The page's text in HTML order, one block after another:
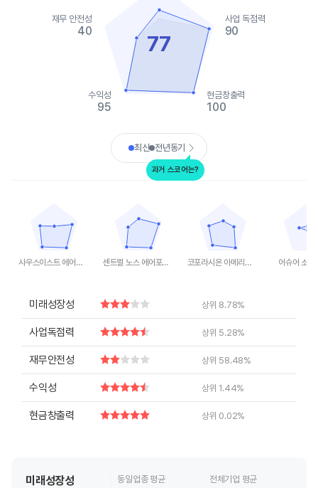
77
사업 독점력
90
현금창출력
100
수익성
95
재무 안전성
40
End of interactive chart.
최신 전년동기
과거 스코어는?
The chart has 1 X axis displaying categories.
The chart has 1 Y axis displaying values. Data ranges from 20
사우스이스트 에어포트 그룹
센트럴 노스 에어포트 그룹
The chart has 1 X axis displaying categories.
The chart has 1 Y axis displaying values.
센트럴 노스 에어포트 그룹
코포라시온 아메리카 에어포츠
The chart has 1 X axis
The chart has 1 Y axis
코포라시온 아메리카 에어포츠
The
어슈어 소프
미래성장성 상위 8.78%
사업독점력 상위 5.28%
재무안전성 상위 58.48%
수익성 상위 1.44%
현금창출력 상위 0.02%
미래성장성 동일업종 평균 전체기업 평균